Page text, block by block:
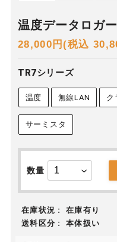
温度データロガ
28,000円(税込
TR7シリーズ
温度 無線LAN ク
サーミスタ
数量
在庫状況 :
在庫有り
送料区分 :
本体扱い